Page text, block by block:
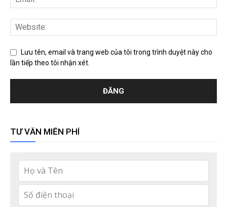
Lưu tên, email và trang web của tôi trong trình duyệt này cho
lần tiếp theo tôi nhận xét.
TƯ VẤN MIỄN PHÍ
Leave
this
field
blank